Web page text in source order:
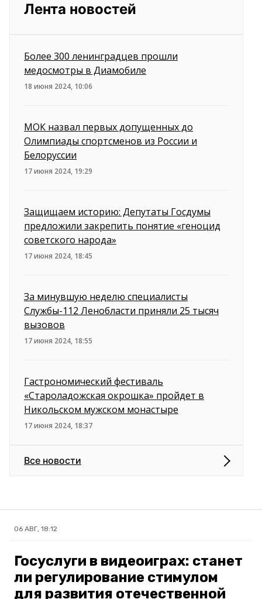
Лента новостей
Более 300 ленинградцев прошли
медосмотры в Диамобиле
18 июня 2024, 10:06
МОК назвал первых допущенных до
Олимпиады спортсменов из России и
Белоруссии
17 июня 2024, 19:29
Защищаем историю: Депутаты Госдумы
предложили закрепить понятие «геноцид
советского народа»
17 июня 2024, 18:45
За минувшую неделю специалисты
Службы-112 Ленобласти приняли 25 тысяч
вызовов
17 июня 2024, 18:55
Гастрономический фестиваль
«Староладожская окрошка» пройдет в
Никольском мужском монастыре
17 июня 2024, 18:37
Все новости
06 АВГ, 18:12
Госуслуги в видеоиграх: станет
ли регулирование стимулом
для развития отечественной